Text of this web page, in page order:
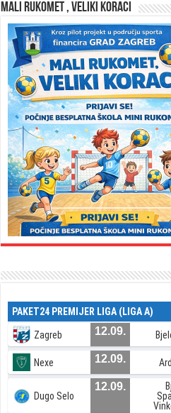
MALI RUKOMET , VELIKI KORACI
PAKET24 PREMIJER LIGA (LIGA A)
Zagreb 12.09.
Nexe 12.09.
Dugo Selo
12.09.